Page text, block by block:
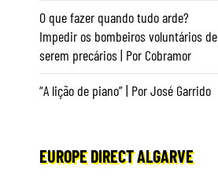
O que fazer quando tudo arde?
Impedir os bombeiros voluntários de
serem precários | Por Cobramor
“A lição de piano” | Por José Garrido
EUROPE DIRECT ALGARVE